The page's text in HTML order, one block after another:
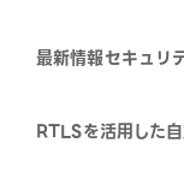
最新情報セキュリ
RTLSを活用した